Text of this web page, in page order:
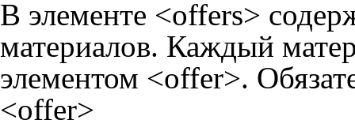
В элементе <offers>
материалов. Каждый
элементом <offer>.
<offer>